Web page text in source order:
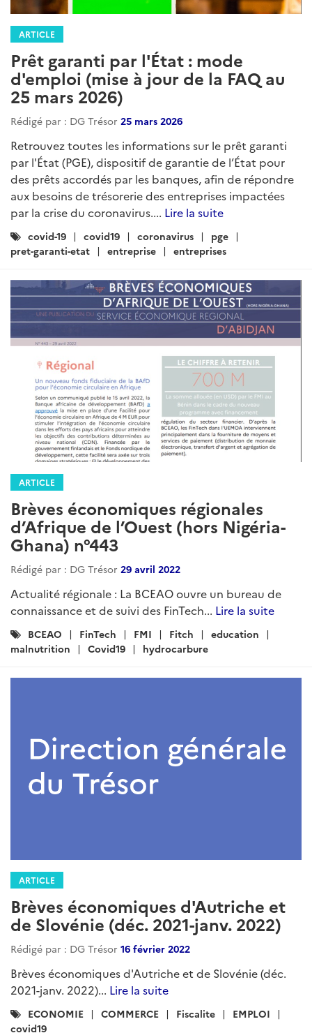
ARTICLE
Prêt garanti par l'État : mode
d'emploi (mise à jour de la FAQ au
25 mars 2026)
Rédigé par : DG Trésor 25 mars 2026
Retrouvez toutes les informations sur le prêt garanti
par l'État (PGE), dispositif de garantie de l’État pour
des prêts accordés par les banques, afin de répondre
aux besoins de trésorerie des entreprises impactées
par la crise du coronavirus.... Lire la suite
Catégories
:
covid-19 covid19 coronavirus
pge
pret-garanti-etat
entreprise entreprises
ARTICLE
Brèves économiques régionales
d’Afrique de l’Ouest (hors Nigéria-
Ghana) n°443
Rédigé par : DG Trésor 29 avril 2022
Actualité régionale : La BCEAO ouvre un bureau de
connaissance et de suivi des FinTech... Lire la suite
Catégories
:
BCEAO FinTech FMI Fitch
education
malnutrition
Covid19 hydrocarbure
ARTICLE
Brèves économiques d'Autriche et
de Slovénie (déc. 2021-janv. 2022)
Rédigé par : DG Trésor 16 février 2022
Brèves économiques d'Autriche et de Slovénie (déc.
2021-janv. 2022)... Lire la suite
Catégories
:
ECONOMIE COMMERCE Fiscalite
EMPLOI
covid19